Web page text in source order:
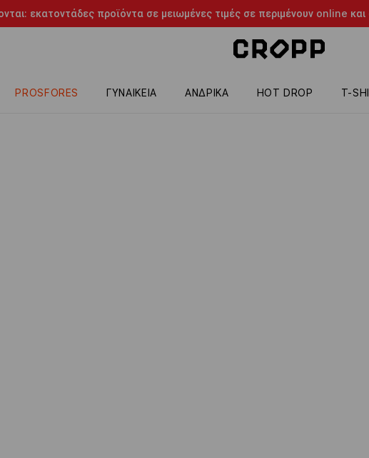
εκατοντάδες προϊόντα σε μειωμένες τιμές σε περιμένουν online
PROSFORES ΓΥΝΑΙΚΕΙΑ ΑΝΔΡΙΚΑ HOT DROP T-